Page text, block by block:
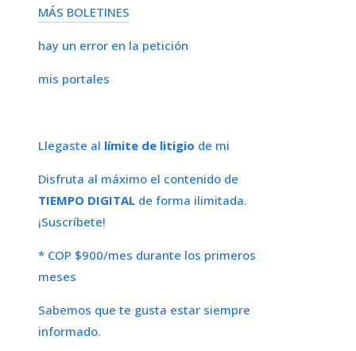
MÁS BOLETINES
hay un error en la petición
mis portales
Llegaste al límite de litigio de mi
Disfruta al máximo el contenido de
TIEMPO DIGITAL de forma ilimitada.
¡Suscríbete!
* COP $900/mes durante los primeros
meses
Sabemos que te gusta estar siempre
informado.